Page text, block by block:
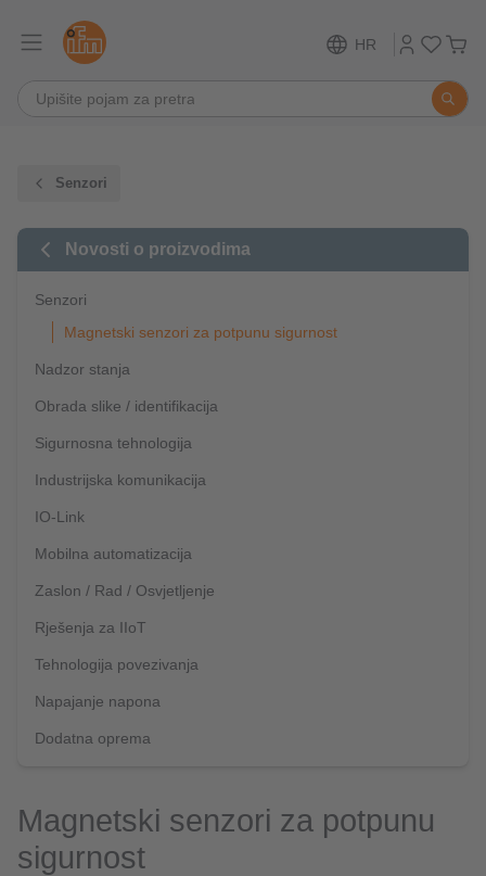
HR
Senzori
Novosti o proizvodima
Senzori
Magnetski senzori za potpunu sigurnost
Nadzor stanja
Obrada slike / identifikacija
Sigurnosna tehnologija
Industrijska komunikacija
IO-Link
Mobilna automatizacija
Zaslon / Rad / Osvjetljenje
Rješenja za IIoT
Tehnologija povezivanja
Napajanje napona
Dodatna oprema
Magnetski senzori za potpunu
sigurnost